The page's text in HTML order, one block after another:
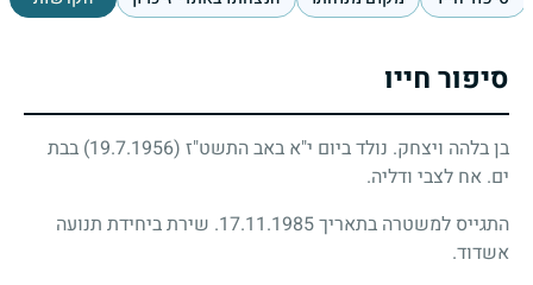
סיפור חייו
בן בלהה ויצחק. נולד ביום י"א באב התשט"ז (19.7.1956)
בבת
ים. אח לצבי ודליה.
התגייס למשטרה בתאריך 17.11.1985. שירת ביחידת תנועה
אשדוד.